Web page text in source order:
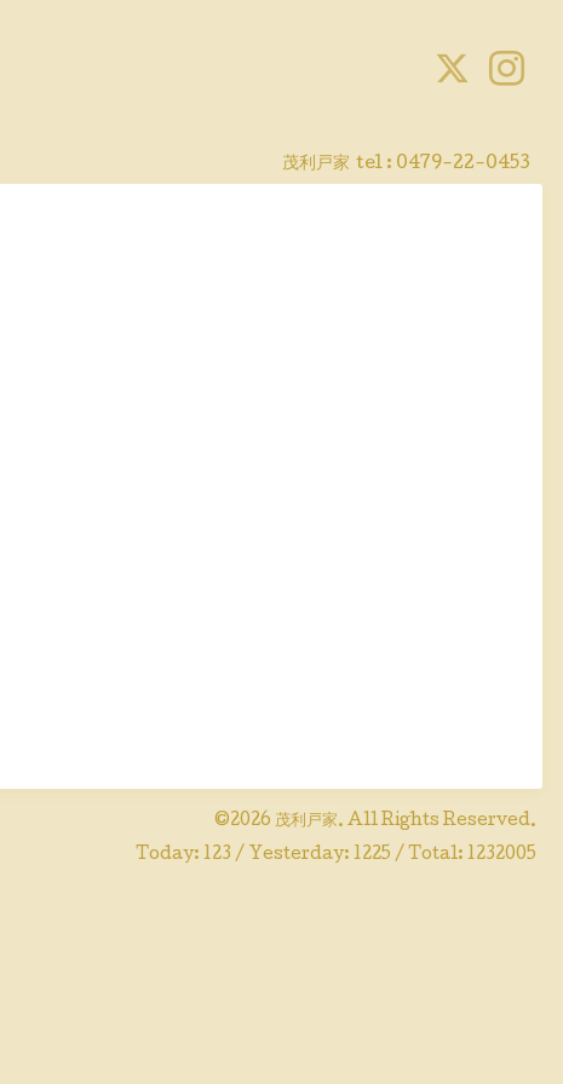
茂利戸家 tel : 0479-22-0453
©2026 茂利戸家. All Rights Reserved.
Today: 123 / Yesterday: 1225 / Total: 1232005